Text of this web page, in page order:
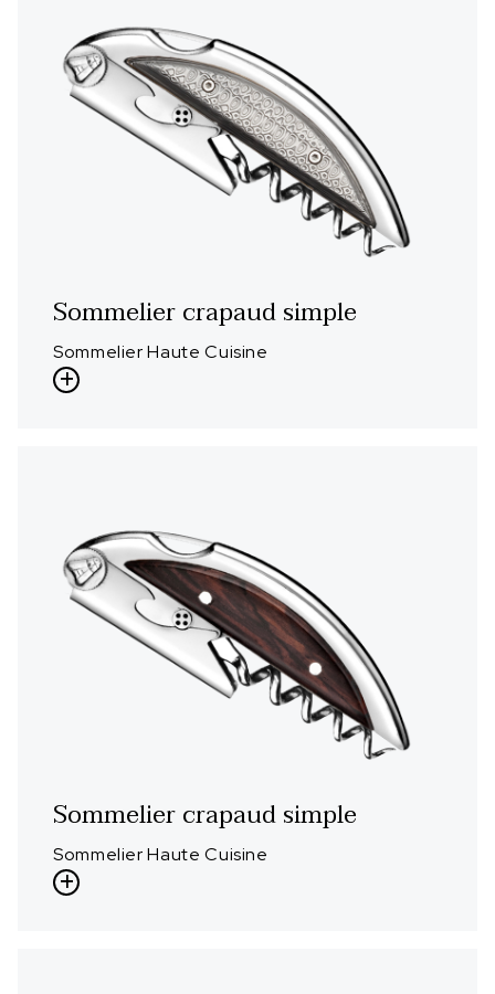
Sommelier crapaud simple
Sommelier Haute Cuisine
Sommelier crapaud simple
Sommelier Haute Cuisine